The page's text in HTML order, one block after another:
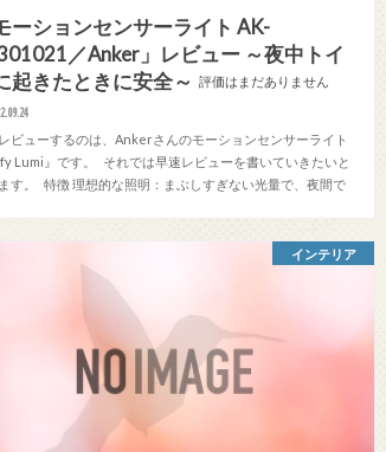
ーションセンサーライト AK-
／Anker」レビュー ～夜中トイ
起きたときに安全～
評価はまだありません
ビューするのは、Ankerさんのモーションセンサーライト
Lumi』です。 それでは早速レビューを書いていきたいと
す。 特徴 理想的な照明：まぶしすぎない光量で、夜間で
インテリア